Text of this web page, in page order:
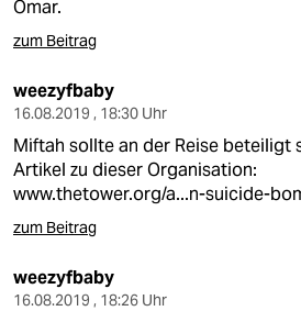
Omar.
zum Beitrag
weezyfbaby
16.08.2019 , 18:30 Uhr
Miftah sollte an der Reise beteiligt
Artikel zu dieser Organisation:
www.thetower.org/a...n-suicide-
zum Beitrag
weezyfbaby
16.08.2019 , 18:26 Uhr